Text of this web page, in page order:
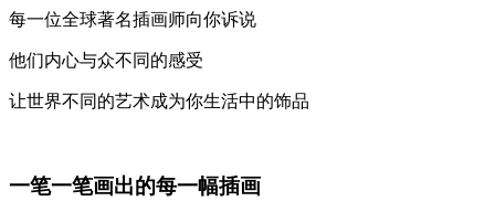
每一位全球著名插画师向你诉说
他们内心与众不同的感受
让世界不同的艺术成为你生活中的饰品
一笔一笔画出的每一幅插画